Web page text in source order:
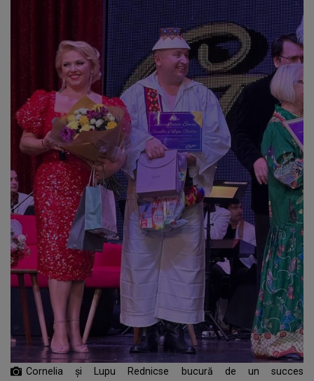
Cornelia și Lupu Rednicse bucură de un succes